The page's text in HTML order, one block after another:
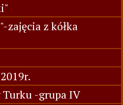
zajęcia z kółka
Turku -grupa IV